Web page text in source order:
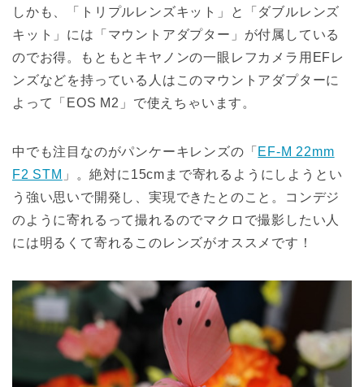
しかも、「トリプルレンズキット」と「ダブルレンズ
キット」には「マウントアダプター」が付属している
のでお得。もともとキヤノンの一眼レフカメラ用EFレ
ンズなどを持っている人はこのマウントアダプターに
よって「EOS M2」で使えちゃいます。
中でも注目なのがパンケーキレンズの「 EF-M 22mm
F2 STM 」。絶対に15cmまで寄れるようにしようとい
う強い思いで開発し、実現できたとのこと。コンデジ
のように寄れるって撮れるのでマクロで撮影したい人
には明るくて寄れるこのレンズがオススメです！